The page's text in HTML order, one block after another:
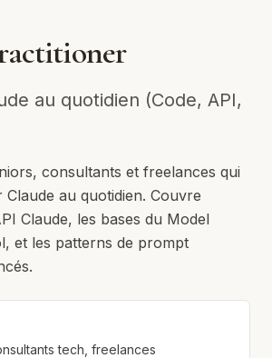
au quotidien (Code, API,
consultants et freelances qui
au quotidien. Couvre
Claude, les bases du Model
et les patterns de prompt
tech, freelances